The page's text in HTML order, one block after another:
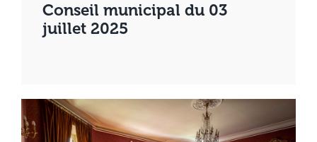
Conseil municipal du 03
juillet 2025